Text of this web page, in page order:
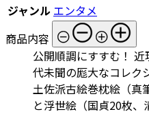
ジャンル エンタメ
商品内容
公開順調にすすむ！
代未聞の厖大なコレク
土佐派古絵巻枕絵（真
と浮世絵（国貞20枚、